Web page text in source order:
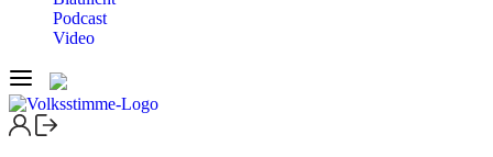
Podcast
Video